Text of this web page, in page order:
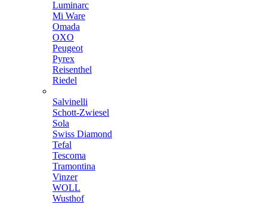
Luminarc
Mi Ware
Omada
OXO
Peugeot
Pyrex
Reisenthel
Riedel
Salvinelli
Schott-Zwiesel
Sola
Swiss Diamond
Tefal
Tescoma
Tramontina
Vinzer
WOLL
Wusthof